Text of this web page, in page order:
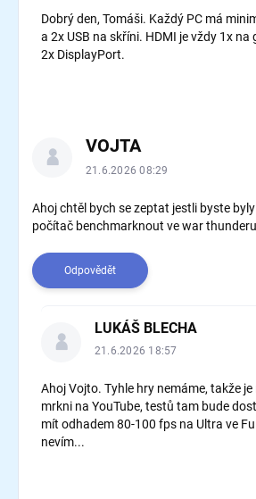
Dobrý den, Tomáši. Každý PC má
a 2x USB na skříni. HDMI je vždy 1x
2x DisplayPort.
VOJTA
21.6.2026 08:29
Ahoj chtěl bych se zeptat jestli byste
počítač benchmarknout ve war
Odpovědět
LUKÁŠ BLECHA
21.6.2026 18:57
Ahoj Vojto. Tyhle hry nemáme, takže
mrkni na YouTube, testů tam bude
mít odhadem 80-100 fps na Ultra ve
nevím...